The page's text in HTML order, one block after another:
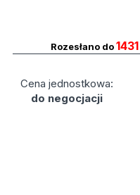
Rozesłano do1431
Cena jednostkowa:
do negocjacji